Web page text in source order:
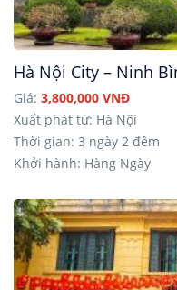
Hà Nội City – Ninh
Giá: 3,800,000 VNĐ
Xuất phát từ: Hà Nội
Thời gian: 3 ngày 2 đêm
Khởi hành: Hàng Ngày